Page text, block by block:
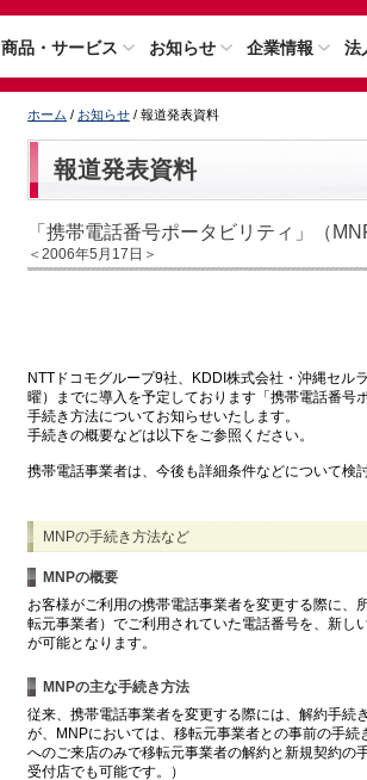
商品・サービス お知らせ 企業情報 法
ホーム / お知らせ / 報道発表資料
報道発表資料
「携帯電話番号ポータビリティ」（
＜2006年5月17日＞
NTTドコモグループ9社、KDDI株式会社・沖縄セル
曜）までに導入を予定しております「携帯電話番号
手続き方法についてお知らせいたします。
手続きの概要などは以下をご参照ください。
携帯電話事業者は、今後も詳細条件などについて検
MNPの手続き方法など
MNPの概要
お客様がご利用の携帯電話事業者を変更する際に
転元事業者）でご利用されていた電話番号を、新し
が可能となります。
MNPの主な手続き方法
従来、携帯電話事業者を変更する際には、解約手続
が、MNPにおいては、移転元事業者との事前の手
へのご来店のみで移転元事業者の解約と新規契約の
受付店でも可能です。）